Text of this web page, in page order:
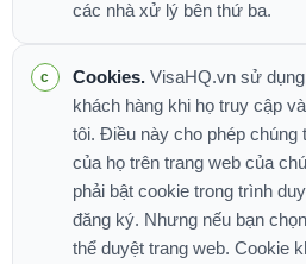
các nhà xử lý bên thứ ba.
Cookies. VisaHQ.vn sử
khách hàng khi họ truy cập
tôi. Điều này cho phép chúng
của họ trên trang web của
phải bật cookie trong trình
đăng ký. Nhưng nếu bạn
thể duyệt trang web. Cookie